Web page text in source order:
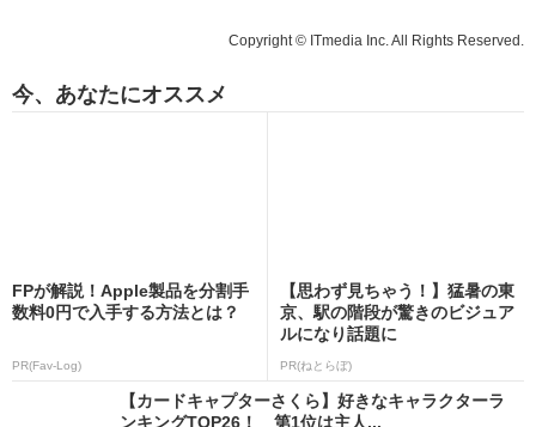
Copyright © ITmedia Inc. All Rights Reserved.
今、あなたにオススメ
FPが解説！Apple製品を分割手
数料0円で入手する方法とは？
PR(Fav-Log)
【思わず見ちゃう！】猛暑の東
京、駅の階段が驚きのビジュア
ルになり話題に
PR(ねとらぼ)
【カードキャプターさくら】好きなキャラクターラ
ンキングTOP26！ 第1位は主人...